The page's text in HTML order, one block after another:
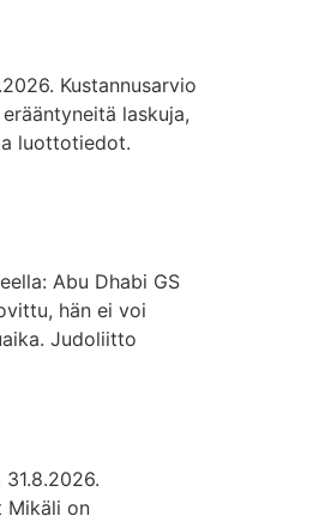
Kustannusarvio
laskuja,
luottotiedot.
Abu Dhabi GS
hän ei voi
Judoliitto
Mikäli on